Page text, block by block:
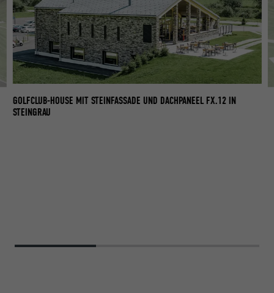
GOLFCLUB-HOUSE MIT STEINFASSADE UND DACHPANEEL FX.12 IN
STEINGRAU